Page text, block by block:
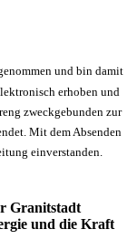
und bin damit
erhoben und
zweckgebunden zur
Mit dem Absenden
einverstanden.
Granitstadt
und die Kraft